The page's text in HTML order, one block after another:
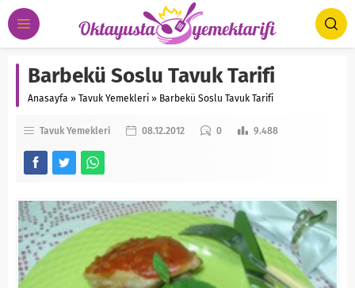
Barbekü Soslu Tavuk Tarifi
Anasayfa » Tavuk Yemekleri » Barbekü Soslu Tavuk Tarifi
Tavuk Yemekleri 08.12.2012 0 9.488